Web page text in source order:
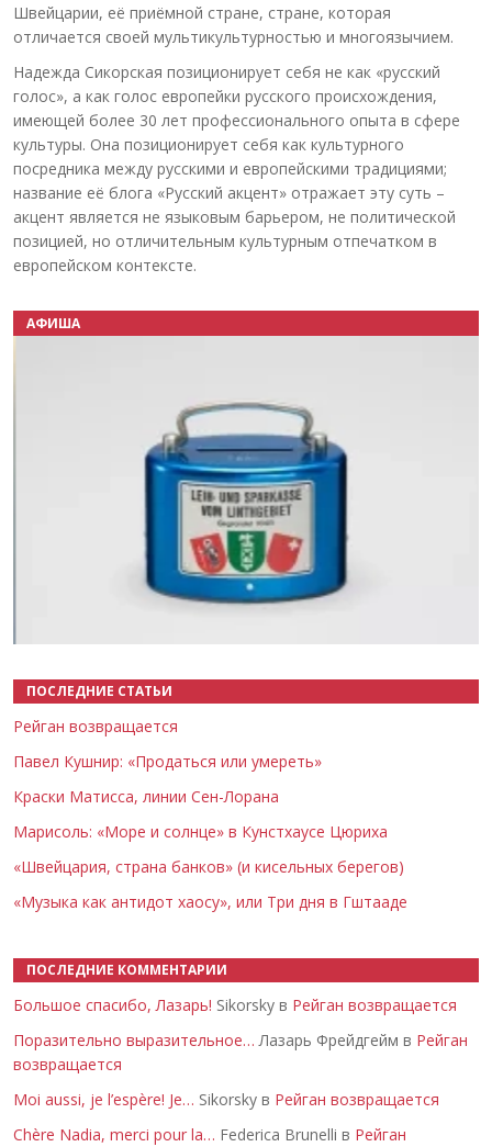
Швейцарии, её приёмной стране, стране, которая
отличается своей мультикультурностью и многоязычием.
Надежда Сикорская позиционирует себя не как «русский
голос», а как голос европейки русского происхождения,
имеющей более 30 лет профессионального опыта в сфере
культуры. Она позиционирует себя как культурного
посредника между русскими и европейскими традициями;
название её блога «Русский акцент» отражает эту суть –
акцент является не языковым барьером, не политической
позицией, но отличительным культурным отпечатком в
европейском контексте.
АФИША
ПОСЛЕДНИЕ СТАТЬИ
Рейган возвращается
Павел Кушнир: «Продаться или умереть»
Краски Матисса, линии Сен-Лорана
Марисоль: «Море и солнце» в Кунстхаусе Цюриха
«Швейцария, страна банков» (и кисельных берегов)
«Музыка как антидот хаосу», или Три дня в Гштааде
ПОСЛЕДНИЕ КОММЕНТАРИИ
Большое спасибо, Лазарь! Sikorsky в Рейган возвращается
Поразительно выразительное… Лазарь Фрейдгейм в Рейган
возвращается
Moi aussi, je l’espère! Je… Sikorsky в Рейган возвращается
Chère Nadia, merci pour la… Federica Brunelli в Рейган